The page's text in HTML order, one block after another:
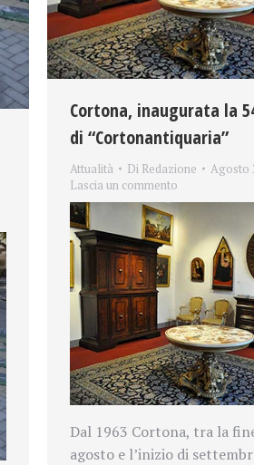
Cortona, inaugurata la
di “Cortonantiquaria”
Attualità Di Redazione
Agosto
Lascia un commento
Dal 1963 Cortona, tra la
agosto e l’inizio di